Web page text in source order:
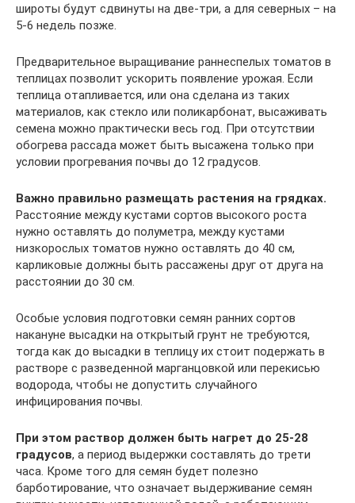
широты будут сдвинуты на две-три, а для северных – на
5-6 недель позже.
Предварительное выращивание раннеспелых томатов в
теплицах позволит ускорить появление урожая. Если
теплица отапливается, или она сделана из таких
материалов, как стекло или поликарбонат, высаживать
семена можно практически весь год. При отсутствии
обогрева рассада может быть высажена только при
условии прогревания почвы до 12 градусов.
Важно правильно размещать растения на грядках.
Расстояние между кустами сортов высокого роста
нужно оставлять до полуметра, между кустами
низкорослых томатов нужно оставлять до 40 см,
карликовые должны быть рассажены друг от друга на
расстоянии до 30 см.
Особые условия подготовки семян ранних сортов
накануне высадки на открытый грунт не требуются,
тогда как до высадки в теплицу их стоит подержать в
растворе с разведенной марганцовкой или перекисью
водорода, чтобы не допустить случайного
инфицирования почвы.
При этом раствор должен быть нагрет до 25-28
градусов, а период выдержки составлять до трети
часа. Кроме того для семян будет полезно
барботирование, что означает выдерживание семян